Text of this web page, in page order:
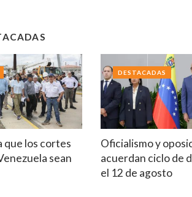
que los cortes
sean
Oficialismo y
acuerdan ciclo de
el 12 de agosto
DESTACADAS